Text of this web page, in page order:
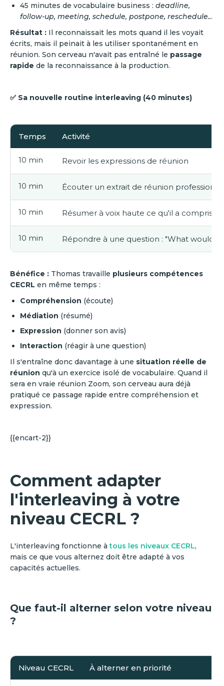
45 minutes de vocabulaire business : deadline,
follow-up, meeting, schedule, postpone, reschedule...
Résultat : Il reconnaissait les mots quand il les voyait
écrits, mais il peinait à les utiliser spontanément en
réunion. Son cerveau n'avait pas entraîné le passage
rapide de la reconnaissance à la production.
✅ Sa nouvelle routine interleaving (40 minutes)
Temps Activité
10 min Revoir les expressions de réunion
10 min Écouter un extrait de réunion
10 min Résumer à voix haute ce qu'il a compris
10 min Répondre à une question : "What would
Bénéfice : Thomas travaille plusieurs compétences
CECRL en même temps :
Compréhension (écoute)
Médiation (résumé)
Expression (donner son avis)
Interaction (réagir à une question)
Il s'entraîne donc davantage à une situation réelle de
réunion qu'à un exercice isolé de vocabulaire. Quand il
sera en vraie réunion Zoom, son cerveau aura déjà
pratiqué ce passage rapide entre compréhension et
expression.
{{encart-2}}
Comment adapter
l'interleaving à votre
niveau CECRL ?
L'interleaving fonctionne àtous les niveaux CECRL,
mais ce que vous alternez doit être adapté à vos
capacités actuelles.
Que faut-il alterner selon votre niveau
?
Niveau CECRL À alterner en priorité